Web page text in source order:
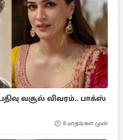
வசூல் விவரம்.. பாக்ஸ்
8 மாதங்கள் முன்